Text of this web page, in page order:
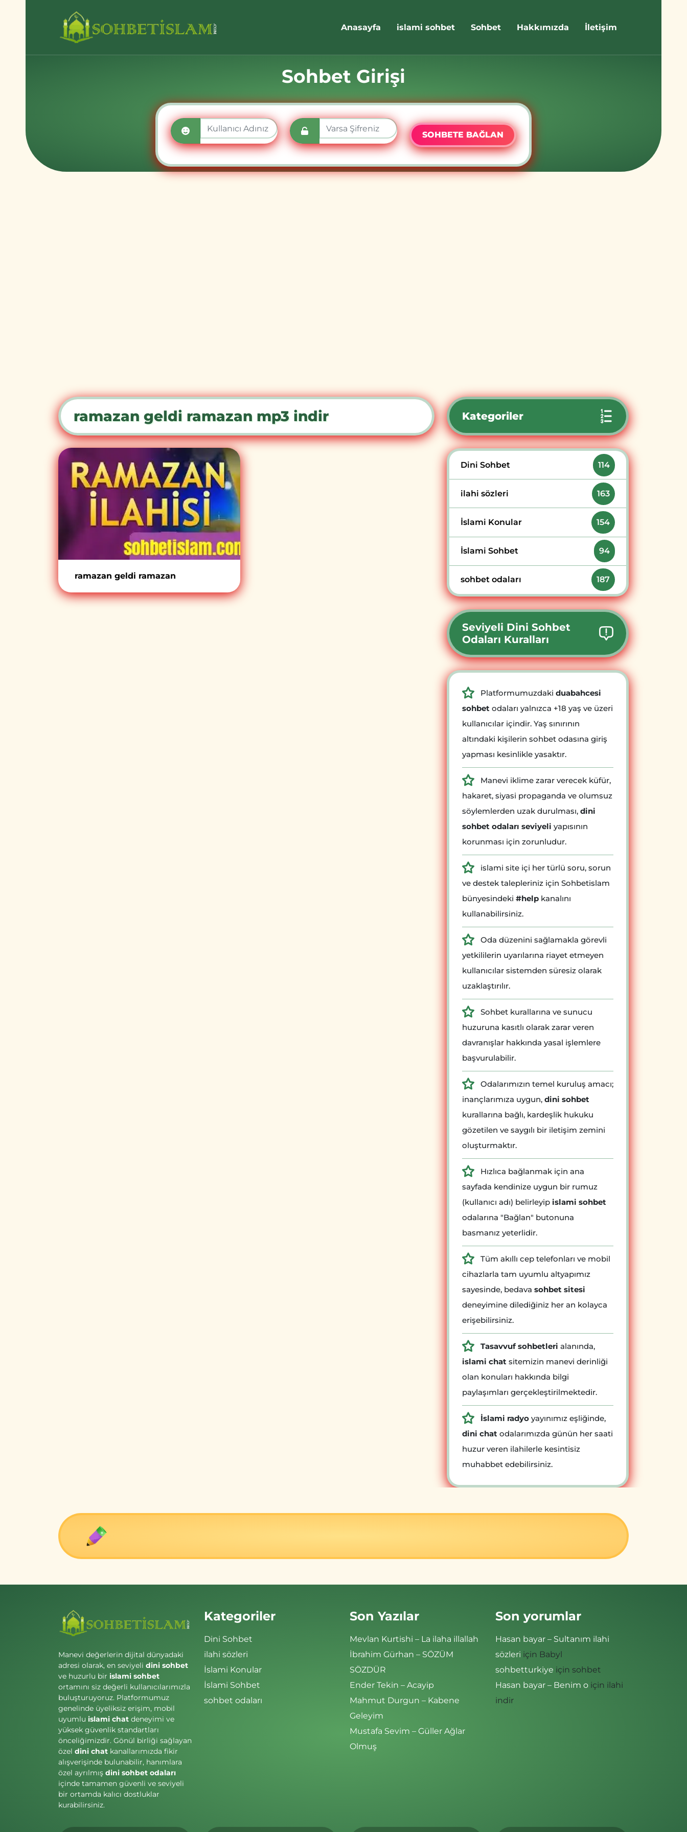
Anasayfa islami sohbet Sohbet Hakkımızda İletişim
Sohbet Girişi
SOHBETE BAĞLAN
ramazan geldi ramazan mp3 indir
ramazan geldi ramazan
Kategoriler
Dini Sohbet 114
ilahi sözleri 163
İslami Konular 154
İslami Sohbet 94
sohbet odaları 187
Seviyeli Dini Sohbet
Odaları Kuralları
Platformumuzdaki duabahcesi
sohbet odaları yalnızca +18 yaş ve üzeri
kullanıcılar içindir. Yaş sınırının
altındaki kişilerin sohbet odasına giriş
yapması kesinlikle yasaktır.
Manevi iklime zarar verecek küfür,
hakaret, siyasi propaganda ve olumsuz
söylemlerden uzak durulması, dini
sohbet odaları seviyeli yapısının
korunması için zorunludur.
islami site içi her türlü soru, sorun
ve destek talepleriniz için Sohbetislam
bünyesindeki #help kanalını
kullanabilirsiniz.
Oda düzenini sağlamakla görevli
yetkililerin uyarılarına riayet etmeyen
kullanıcılar sistemden süresiz olarak
uzaklaştırılır.
Sohbet kurallarına ve sunucu
huzuruna kasıtlı olarak zarar veren
davranışlar hakkında yasal işlemlere
başvurulabilir.
Odalarımızın temel kuruluş amacı;
inançlarımıza uygun, dini sohbet
kurallarına bağlı, kardeşlik hukuku
gözetilen ve saygılı bir iletişim zemini
oluşturmaktır.
Hızlıca bağlanmak için ana
sayfada kendinize uygun bir rumuz
(kullanıcı adı) belirleyip islami sohbet
odalarına "Bağlan" butonuna
basmanız yeterlidir.
Tüm akıllı cep telefonları ve mobil
cihazlarla tam uyumlu altyapımız
sayesinde, bedava sohbet sitesi
deneyimine dilediğiniz her an kolayca
erişebilirsiniz.
Tasavvuf sohbetleri alanında,
islami chat sitemizin manevi derinliği
olan konuları hakkında bilgi
paylaşımları gerçekleştirilmektedir.
İslami radyo yayınımız eşliğinde,
dini chat odalarımızda günün her saati
huzur veren ilahilerle kesintisiz
muhabbet edebilirsiniz.
Manevi değerlerin dijital dünyadaki
adresi olarak, en seviyeli dini sohbet
ve huzurlu bir islami sohbet
ortamını siz değerli kullanıcılarımızla
buluşturuyoruz. Platformumuz
genelinde üyeliksiz erişim, mobil
uyumlu islami chat deneyimi ve
yüksek güvenlik standartları
önceliğimizdir. Gönül birliği sağlayan
özel dini chat kanallarımızda fikir
alışverişinde bulunabilir, hanımlara
özel ayrılmış dini sohbet odaları
içinde tamamen güvenli ve seviyeli
bir ortamda kalıcı dostluklar
kurabilirsiniz.
Kategoriler
Dini Sohbet
ilahi sözleri
İslami Konular
İslami Sohbet
sohbet odaları
Son Yazılar
Mevlan Kurtishi – La ilaha illallah
İbrahim Gürhan – SÖZÜM
SÖZDÜR
Ender Tekin – Acayip
Mahmut Durgun – Kabene
Geleyim
Mustafa Sevim – Güller Ağlar
Olmuş
Son yorumlar
Hasan bayar – Sultanım ilahi
sözleri için Babyl
sohbetturkiye için sohbet
Hasan bayar – Benim o için ilahi
indir